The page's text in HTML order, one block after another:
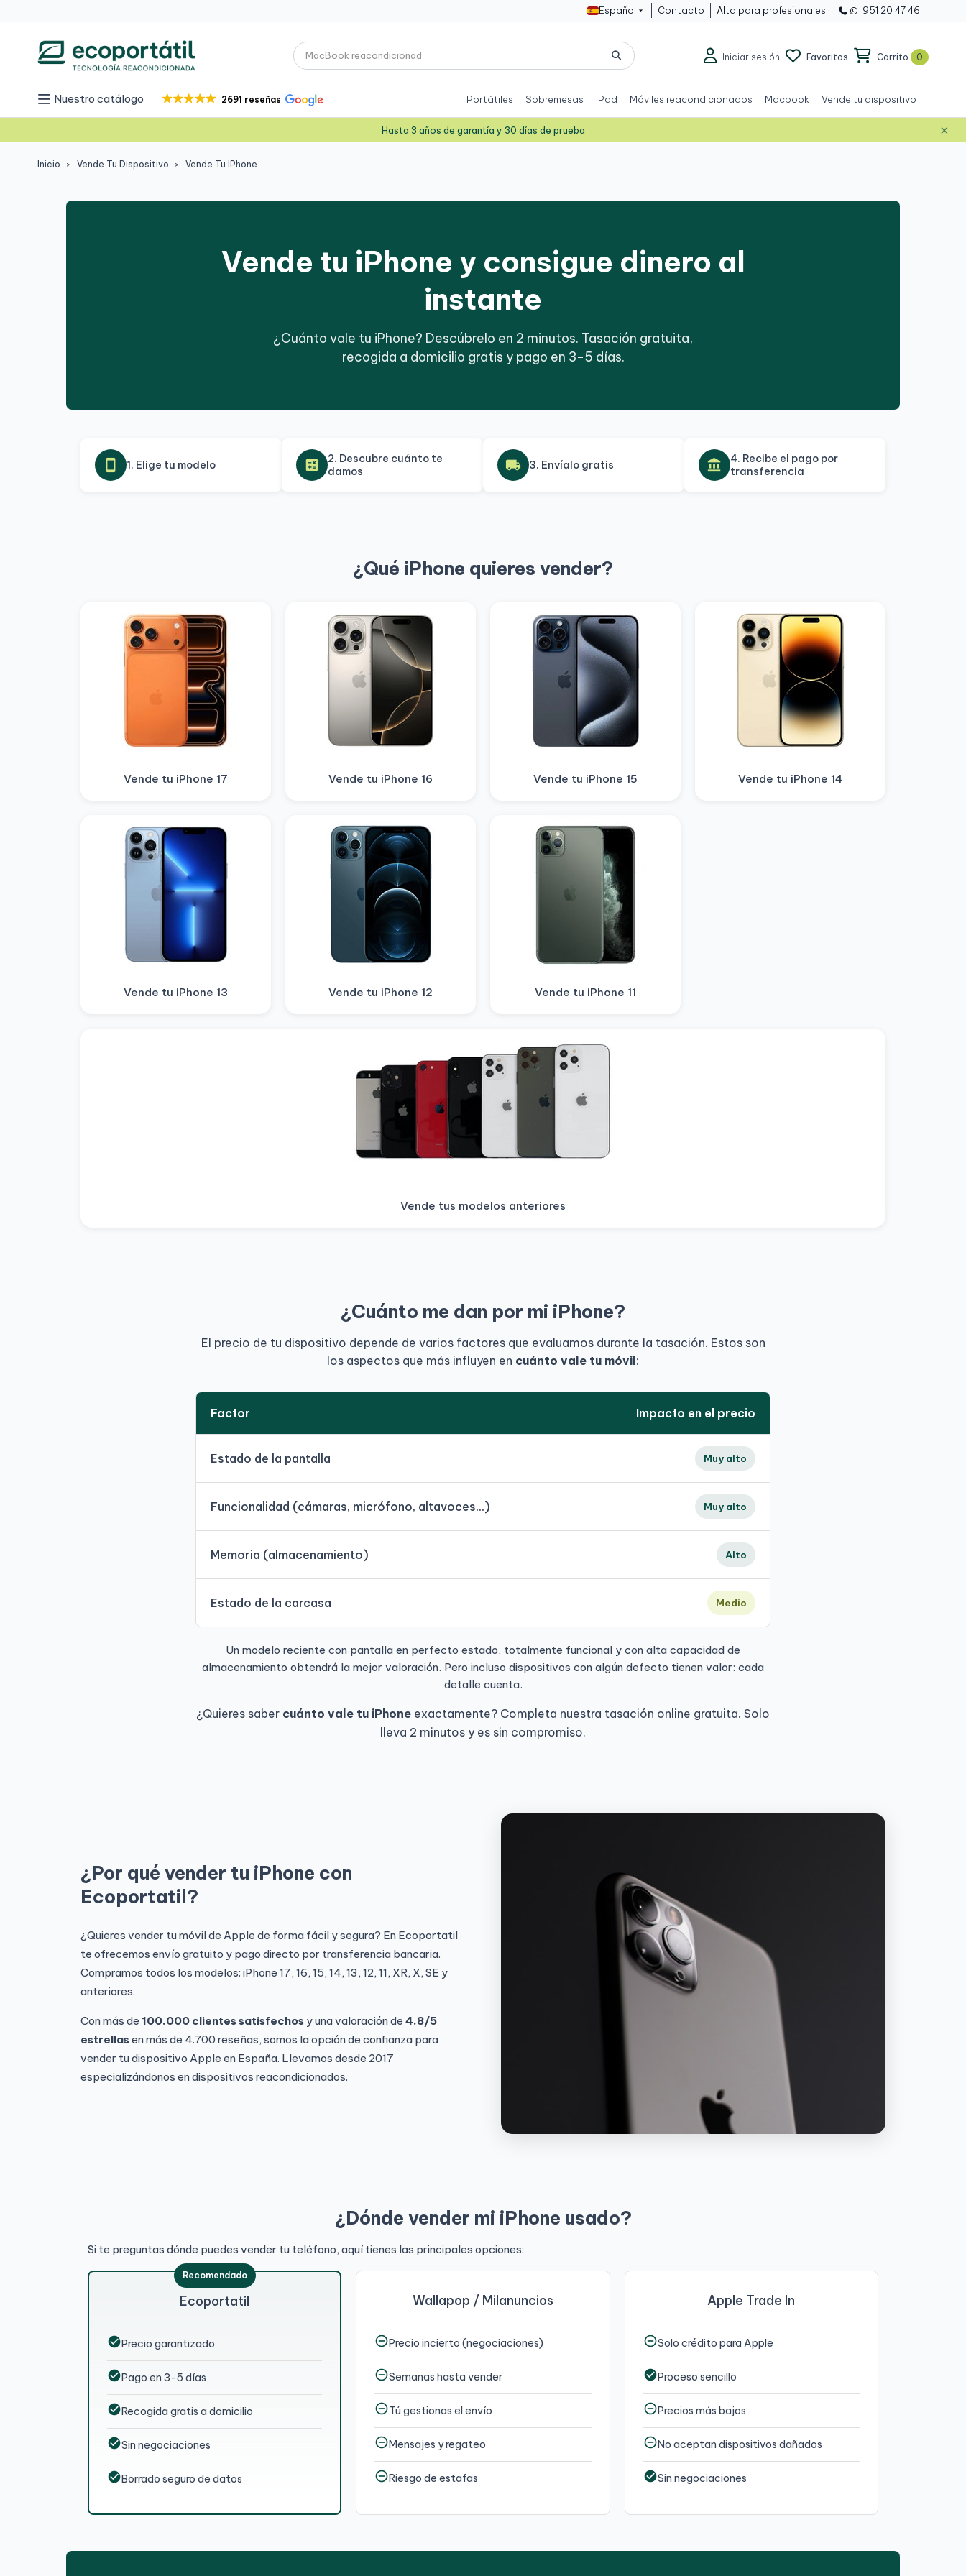
Español  Contacto Alta para profesionales 951 20 47 46
Iniciar sesión Favoritos Carrito 0
Nuestro catálogo 2691 reseñas Portátiles Sobremesas iPad Móviles reacondicionados Macbook Vende tu dispositivo
Hasta 3 años de garantía y 30 días de prueba ×
Inicio Vende Tu Dispositivo Vende Tu IPhone
Vende tu iPhone y consigue dinero al
instante
¿Cuánto vale tu iPhone? Descúbrelo en 2 minutos. Tasación gratuita,
recogida a domicilio gratis y pago en 3-5 días.
smartphone 1. Elige tu modelo calculate
2. Descubre cuánto te
damos
local_shipping 3. Envíalo gratis account_balance
4. Recibe el pago por
transferencia
¿Qué iPhone quieres vender?
Vende tu iPhone 17 Vende tu iPhone 16 Vende tu iPhone 15 Vende tu iPhone 14
Vende tu iPhone 13 Vende tu iPhone 12 Vende tu iPhone 11
Vende tus modelos anteriores
¿Cuánto me dan por mi iPhone?
El precio de tu dispositivo depende de varios factores que evaluamos durante la tasación. Estos son
los aspectos que más influyen en cuánto vale tu móvil :
Factor Impacto en el precio
Estado de la pantalla Muy alto
Funcionalidad (cámaras, micrófono, altavoces...) Muy alto
Memoria (almacenamiento) Alto
Estado de la carcasa Medio
Un modelo reciente con pantalla en perfecto estado, totalmente funcional y con alta capacidad de
almacenamiento obtendrá la mejor valoración. Pero incluso dispositivos con algún defecto tienen valor: cada
detalle cuenta.
¿Quieres saber cuánto vale tu iPhone exactamente? Completa nuestra tasación online gratuita. Solo
lleva 2 minutos y es sin compromiso.
¿Por qué vender tu iPhone con
Ecoportatil?
¿Quieres vender tu móvil de Apple de forma fácil y segura? En Ecoportatil
te ofrecemos envío gratuito y pago directo por transferencia bancaria.
Compramos todos los modelos: iPhone 17, 16, 15, 14, 13, 12, 11, XR, X, SE y
anteriores.
Con más de 100.000 clientes satisfechos y una valoración de 4.8/5
estrellasen más de 4.700 reseñas, somos la opción de confianza para
vender tu dispositivo Apple en España. Llevamos desde 2017
especializándonos en dispositivos reacondicionados.
¿Dónde vender mi iPhone usado?
Si te preguntas dónde puedes vender tu teléfono, aquí tienes las principales opciones:
Ecoportatil
check_circlePrecio garantizado
check_circlePago en 3-5 días
check_circleRecogida gratis a domicilio
check_circleSin negociaciones
check_circleBorrado seguro de datos
Wallapop / Milanuncios
remove_circle_outlinePrecio incierto (negociaciones)
remove_circle_outlineSemanas hasta vender
remove_circle_outlineTú gestionas el envío
remove_circle_outlineMensajes y regateo
remove_circle_outlineRiesgo de estafas
Apple Trade In
remove_circle_outlineSolo crédito para Apple
check_circleProceso sencillo
remove_circle_outlinePrecios más bajos
remove_circle_outlineNo aceptan dispositivos dañados
check_circleSin negociaciones